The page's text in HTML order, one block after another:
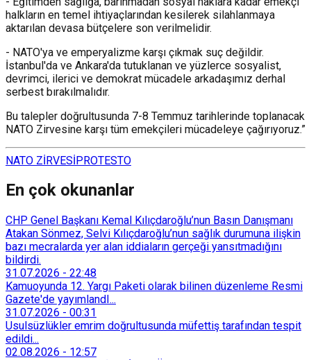
halkların en temel ihtiyaçlarından kesilerek silahlanmaya
aktarılan devasa bütçelere son verilmelidir.
- NATO'ya ve emperyalizme karşı çıkmak suç değildir.
İstanbul'da ve Ankara'da tutuklanan ve yüzlerce sosyalist,
devrimci, ilerici ve demokrat mücadele arkadaşımız derhal
serbest bırakılmalıdır.
Bu talepler doğrultusunda 7-8 Temmuz tarihlerinde toplanacak
NATO Zirvesine karşı tüm emekçileri mücadeleye çağırıyoruz.”
NATO ZİRVESİPROTESTO
En çok okunanlar
CHP Genel Başkanı Kemal Kılıçdaroğlu’nun Basın Danışmanı
Atakan Sönmez, Selvi Kılıçdaroğlu’nun sağlık durumuna ilişkin
bazı mecralarda yer alan iddiaların gerçeği yansıtmadığını
bildirdi.
31.07.2026 - 22:48
Kamuoyunda 12. Yargı Paketi olarak bilinen düzenleme Resmi
Gazete'de yayımlandI...
31.07.2026 - 00:31
Usulsüzlükler emrim doğrultusunda müfettiş tarafından tespit
edildi...
02.08.2026 - 12:57